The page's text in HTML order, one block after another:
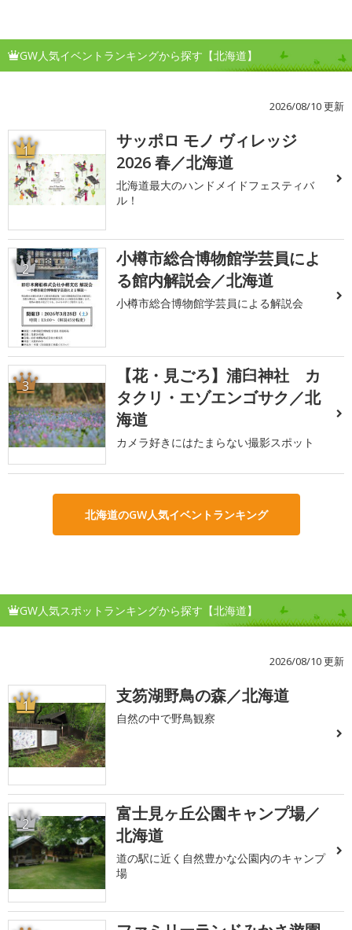
GW人気イベントランキングから探す【北海道】
2026/08/10 更新
1
サッポロ モノ ヴィレッジ
2026 春／北海道
北海道最大のハンドメイドフェスティバ
ル！
2
小樽市総合博物館学芸員によ
る館内解説会／北海道
小樽市総合博物館学芸員による解説会
3
【花・見ごろ】浦臼神社 カ
タクリ・エゾエンゴサク／北
海道
カメラ好きにはたまらない撮影スポット
北海道のGW人気イベントランキング
GW人気スポットランキングから探す【北海道】
2026/08/10 更新
1 支笏湖野鳥の森／北海道
自然の中で野鳥観察
2
富士見ヶ丘公園キャンプ場／
北海道
道の駅に近く自然豊かな公園内のキャンプ
場